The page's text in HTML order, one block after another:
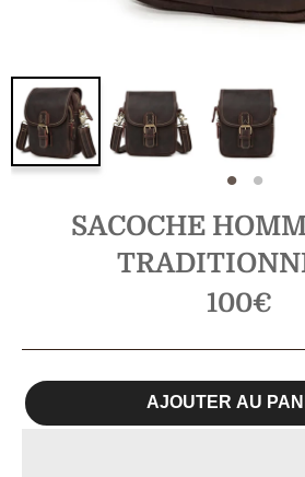
SACOCHE
Prix
régulier
100€
AJOUTER AU